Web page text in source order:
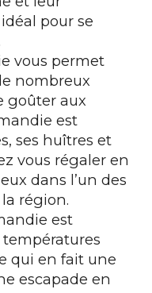
pour se
vous permet
nombreux
goûter aux
est
ses huîtres et
vous régaler en
dans l’un des
région.
est
qui en fait une
escapade en